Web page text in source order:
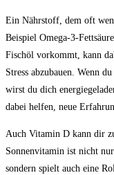
Ein Nährstoff, dem oft
Beispiel Omega-3-
Fischöl vorkommt, kann
Stress abzubauen. Wenn
wirst du dich
dabei helfen, neue
Auch Vitamin D kann dir
Sonnenvitamin ist nicht
sondern spielt auch eine